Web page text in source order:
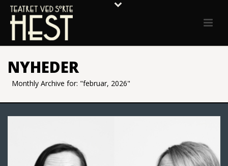
NYHEDER
Monthly Archive for: "februar, 2026"